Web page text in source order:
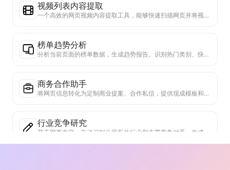
视频列表内容提取
一个高效的网页视频内容提取工具，能够快速扫描网页并将视频信息整理成结构化的Markdown表格。
榜单趋势分析
分析当前页面的榜单数据，生成趋势报告。识别热门类别、快速上升的产品类型和新兴技术。提供即时市场洞察，助你理解最新产品趋势和市场动向。
商务合作助手
将网页信息转化为定制商业提案、合作私信，提供现成模板和跟进指南，简化协作流程。
行业竞争研究